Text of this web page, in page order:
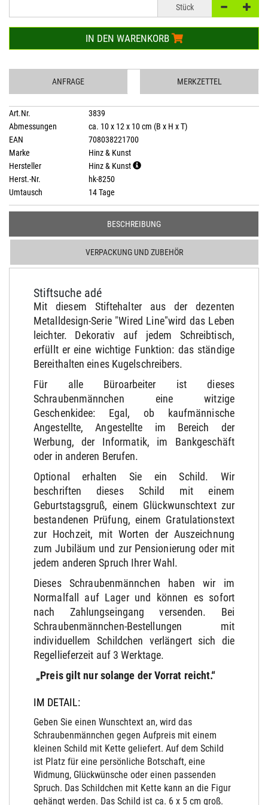
Stück
IN DEN WARENKORB
ANFRAGE MERKZETTEL
Art.Nr.
3839
Abmessungen
ca. 10 x 12 x 10 cm (B x H x T)
EAN
708038221700
Marke
Hinz & Kunst
Hersteller
Hinz & Kunst
Herst.-Nr.
hk-8250
Umtausch
14 Tage
BESCHREIBUNG
VERPACKUNG UND ZUBEHÖR
Stiftsuche adé
Mit diesem Stiftehalter aus der dezenten
Metalldesign-Serie "Wired Line"wird das Leben
leichter. Dekorativ auf jedem Schreibtisch,
erfüllt er eine wichtige Funktion: das ständige
Bereithalten eines Kugelschreibers.
Für alle Büroarbeiter ist dieses
Schraubenmännchen eine witzige
Geschenkidee: Egal, ob kaufmännische
Angestellte, Angestellte im Bereich der
Werbung, der Informatik, im Bankgeschäft
oder in anderen Berufen.
Optional erhalten Sie ein Schild. Wir
beschriften dieses Schild mit einem
Geburtstagsgruß, einem Glückwunschtext zur
bestandenen Prüfung, einem Gratulationstext
zur Hochzeit, mit Worten der Auszeichnung
zum Jubiläum und zur Pensionierung oder mit
jedem anderen Spruch Ihrer Wahl.
Dieses Schraubenmännchen haben wir im
Normalfall auf Lager und können es sofort
nach Zahlungseingang versenden. Bei
Schraubenmännchen-Bestellungen mit
individuellem Schildchen verlängert sich die
Regellieferzeit auf 3 Werktage.
„Preis gilt nur solange der Vorrat reicht.“
IM DETAIL:
Geben Sie einen Wunschtext an, wird das
Schraubenmännchen gegen Aufpreis mit einem
kleinen Schild mit Kette geliefert. Auf dem Schild
ist Platz für eine persönliche Botschaft, eine
Widmung, Glückwünsche oder einen passenden
Spruch. Das Schildchen mit Kette kann an die Figur
gehängt werden. Das Schild ist ca. 6 x 5 cm groß.